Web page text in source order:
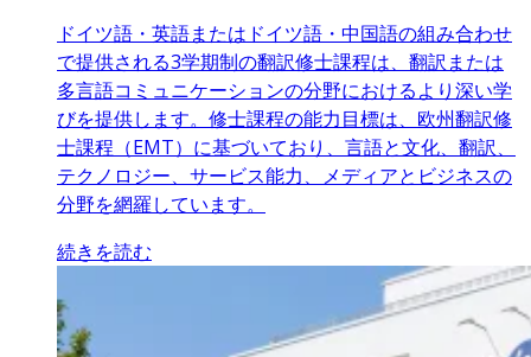
ドイツ語・英語またはドイツ語・中国語の組み合わせ
で提供される3学期制の翻訳修士課程は、翻訳または
多言語コミュニケーションの分野におけるより深い学
びを提供します。修士課程の能力目標は、欧州翻訳修
士課程（EMT）に基づいており、言語と文化、翻訳、
テクノロジー、サービス能力、メディアとビジネスの
分野を網羅しています。
続きを読む